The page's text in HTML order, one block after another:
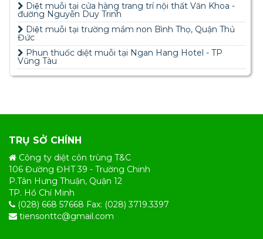
Diệt muỗi tại cửa hàng trang trí nội thất Văn Khoa -
đường Nguyễn Duy Trinh
Diệt muỗi tại trường mầm non Bình Thọ, Quận Thủ
Đức
Phun thuốc diệt muỗi tại Ngan Hang Hotel - TP
Vũng Tàu
TRỤ SỞ CHÍNH
Công ty diệt côn trùng T&C
106 Đường ĐHT 39 - Trường Chinh
P.Tân Hưng Thuận, Quận 12
TP. Hồ Chí Minh
(028) 668 57668 Fax: (028) 3719.3397
tiensonttc@gmail.com